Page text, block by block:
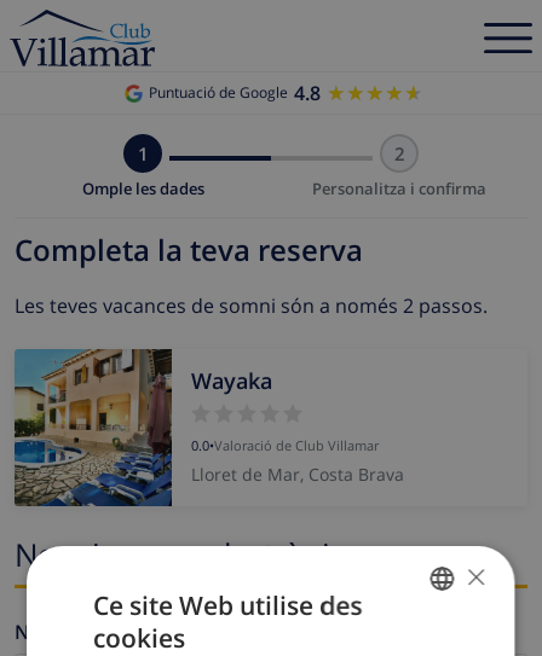
Puntuació de Google 4.8 ★★★★★
★★★★★
1
Omple les dades
2
Personalitza i confirma
Completa la teva reserva
Les teves vacances de somni són a només 2 passos.
Wayaka
0.0•Valoració de Club Villamar
Lloret de Mar, Costa Brava
Nom i correu electrònic
Nom *
×
Ce site Web utilise des
cookies